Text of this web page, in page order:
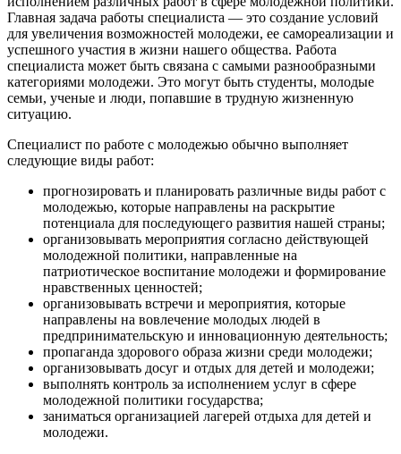
Главная задача работы специалиста — это создание условий
для увеличения возможностей молодежи, ее самореализации и
успешного участия в жизни нашего общества. Работа
специалиста может быть связана с самыми разнообразными
категориями молодежи. Это могут быть студенты, молодые
семьи, ученые и люди, попавшие в трудную жизненную
ситуацию.
Специалист по работе с молодежью обычно выполняет
следующие виды работ:
прогнозировать и планировать различные виды работ с
молодежью, которые направлены на раскрытие
потенциала для последующего развития нашей страны;
организовывать мероприятия согласно действующей
молодежной политики, направленные на
патриотическое воспитание молодежи и формирование
нравственных ценностей;
организовывать встречи и мероприятия, которые
направлены на вовлечение молодых людей в
предпринимательскую и инновационную деятельность;
пропаганда здорового образа жизни среди молодежи;
организовывать досуг и отдых для детей и молодежи;
выполнять контроль за исполнением услуг в сфере
молодежной политики государства;
заниматься организацией лагерей отдыха для детей и
молодежи.